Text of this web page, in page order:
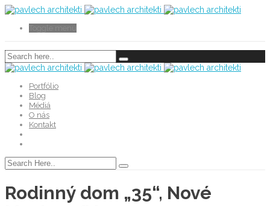
Portfólio
Blog
Médiá
O nás
Kontakt
Rodinný dom „35“, Nové